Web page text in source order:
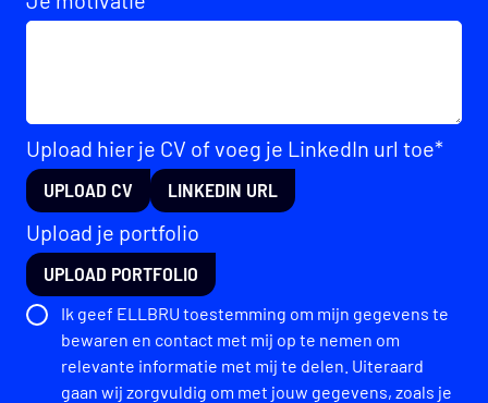
Upload hier je CV of voeg je LinkedIn url toe*
UPLOAD CV LINKEDIN URL
Upload je portfolio
UPLOAD PORTFOLIO
Ik geef ELLBRU toestemming om mijn gegevens te
bewaren en contact met mij op te nemen om
relevante informatie met mij te delen. Uiteraard
gaan wij zorgvuldig om met jouw gegevens, zoals je